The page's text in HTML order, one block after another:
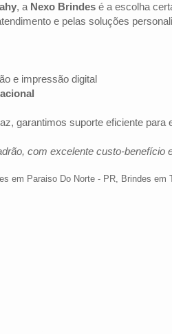
, a Nexo Brindes é a escolha
e pelas soluções
e impressão digital
garantimos suporte eficiente
com excelente custo-benefício
em Paraiso Do Norte - PR, Brindes em